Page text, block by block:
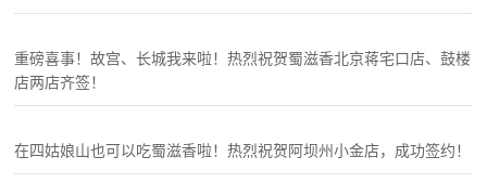
重磅喜事！故宫、长城我来啦！热烈祝贺蜀滋香北京蒋宅口店、鼓楼
店两店齐签！
在四姑娘山也可以吃蜀滋香啦！热烈祝贺阿坝州小金店，成功签约！